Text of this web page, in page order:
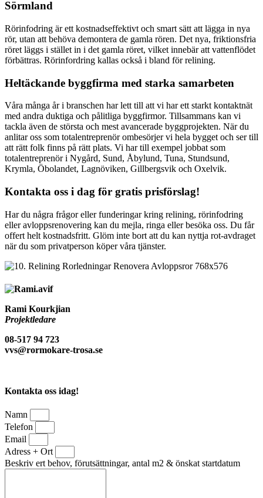
Sörmland
Rörinfodring är ett kostnadseffektivt och smart sätt att lägga in nya
rör, utan att behöva demontera de gamla rören. Det nya, friktionsfria
röret läggs i stället in i det gamla röret, vilket innebär att vattenflödet
förbättras. Rörinfordring kallas också i bland för relining.
Heltäckande byggfirma med starka samarbeten
Våra många år i branschen har lett till att vi har ett starkt kontaktnät
med andra duktiga och pålitliga byggfirmor. Tillsammans kan vi
tackla även de största och mest avancerade byggprojekten. När du
anlitar oss som totalentreprenör ombesörjer vi hela bygget och ser till
att rätt folk finns på rätt plats. Vi har till exempel jobbat som
totalentreprenör i Nygård, Sund, Åbylund, Tuna, Stundsund,
Krymla, Öbolandet, Lagnöviken, Gillbergsvik och Oxelvik.
Kontakta oss i dag för gratis prisförslag!
Har du några frågor eller funderingar kring relining, rörinfodring
eller avloppsrenovering kan du mejla, ringa eller besöka oss. Du får
offert helt kostnadsfritt. Glöm inte bort att du kan nyttja rot-avdraget
när du som privatperson köper våra tjänster.
Rami Kourkjian
Projektledare
08-517 94 723
vvs@rormokare-trosa.se
Kontakta oss idag!
Namn
Telefon
Email
Adress + Ort
Beskriv ert behov, förutsättningar, antal m2 & önskat startdatum